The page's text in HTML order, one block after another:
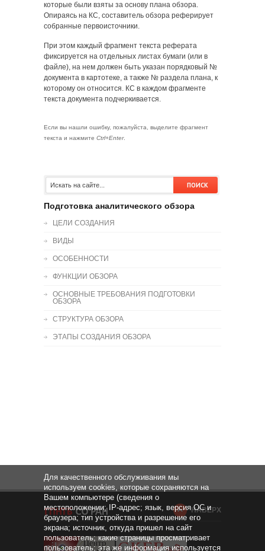
которые были взяты за основу плана обзора.
Опираясь на КС, составитель обзора реферирует
собранные первоисточники.
При этом каждый фрагмент текста реферата
фиксируется на отдельных листах бумаги (или в
файле), на нем должен быть указан порядковый №
документа в картотеке, а также № раздела плана, к
которому он относится. КС в каждом фрагменте
текста документа подчеркивается.
Если вы нашли ошибку, пожалуйста, выделите фрагмент
текста и нажмите Ctrl+Enter.
Подготовка аналитического обзора
ЦЕЛИ СОЗДАНИЯ
ВИДЫ
ОСОБЕННОСТИ
ФУНКЦИИ ОБЗОРА
ОСНОВНЫЕ ТРЕБОВАНИЯ ПОДГОТОВКИ
ОБЗОРА
СТРУКТУРА ОБЗОРА
ЭТАПЫ СОЗДАНИЯ ОБЗОРА
НАВЕРХ
Для качественного обслуживания мы
используем cookies, которые сохраняются на
Вашем компьютере (сведения о
местоположении; IP-адрес; язык, версия ОС и
браузера; тип устройства и разрешение его
экрана; источник, откуда пришел на сайт
пользователь; какие страницы просматривает
пользователь; эта же информация используется